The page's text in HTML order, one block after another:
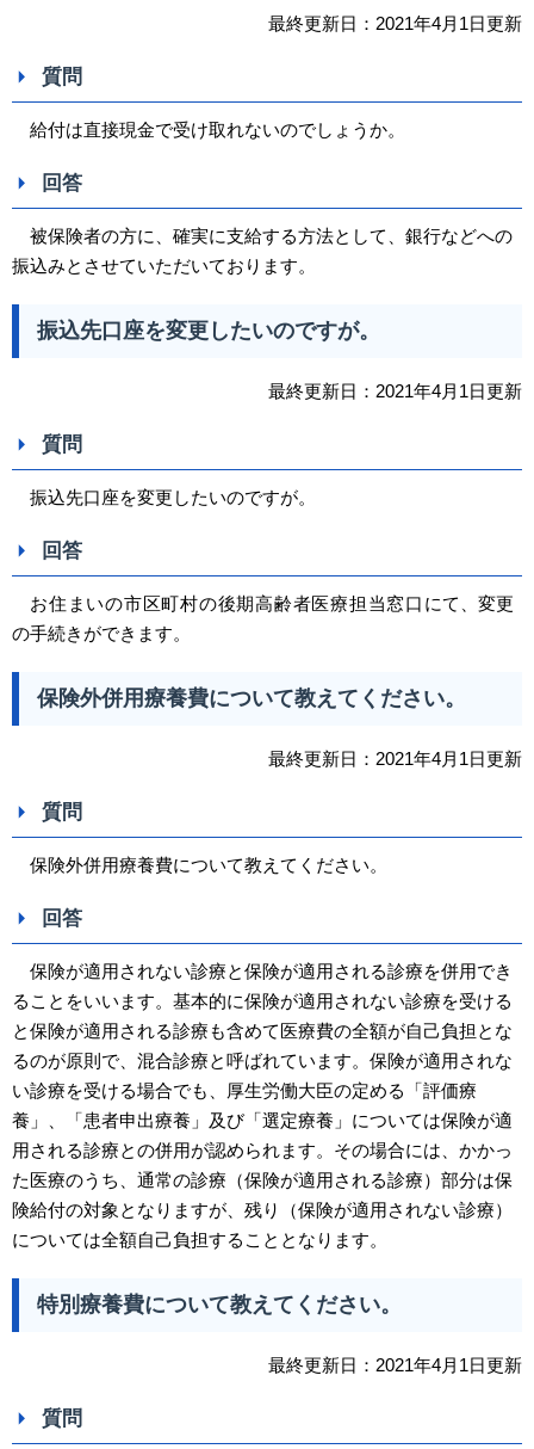
最終更新日：2021年4月1日更新
質問
給付は直接現金で受け取れないのでしょうか。
回答
被保険者の方に、確実に支給する方法として、銀行などへの
振込みとさせていただいております。
振込先口座を変更したいのですが。
最終更新日：2021年4月1日更新
質問
振込先口座を変更したいのですが。
回答
お住まいの市区町村の後期高齢者医療担当窓口 にて、変更
の手続きができます。
保険外併用療養費について教えてください。
最終更新日：2021年4月1日更新
質問
保険外併用療養費について教えてください。
回答
保険が適用されない診療と保険が適用される診療を併用でき
ることをいいます。基本的に保険が適用されない診療を受ける
と保険が適用される診療も含めて医療費の全額が自己負担とな
るのが原則で、混合診療と呼ばれています。保険が適用されな
い診療を受ける場合でも、厚生労働大臣の定める「評価療
養」、「患者申出療養」及び「選定療養」については保険が適
用される診療との併用が認められます。その場合には、かかっ
た医療のうち、通常の診療（保険が適用される診療）部分は保
険給付の対象となりますが、残り（保険が適用されない診療）
については全額自己負担することとなります。
特別療養費について教えてください。
最終更新日：2021年4月1日更新
質問